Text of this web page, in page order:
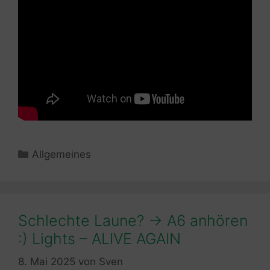
Kategorien
Allgemeines
Schlechte Laune? -> A6 anhören
:) Lights – ALIVE AGAIN
8. Mai 2025 von Sven